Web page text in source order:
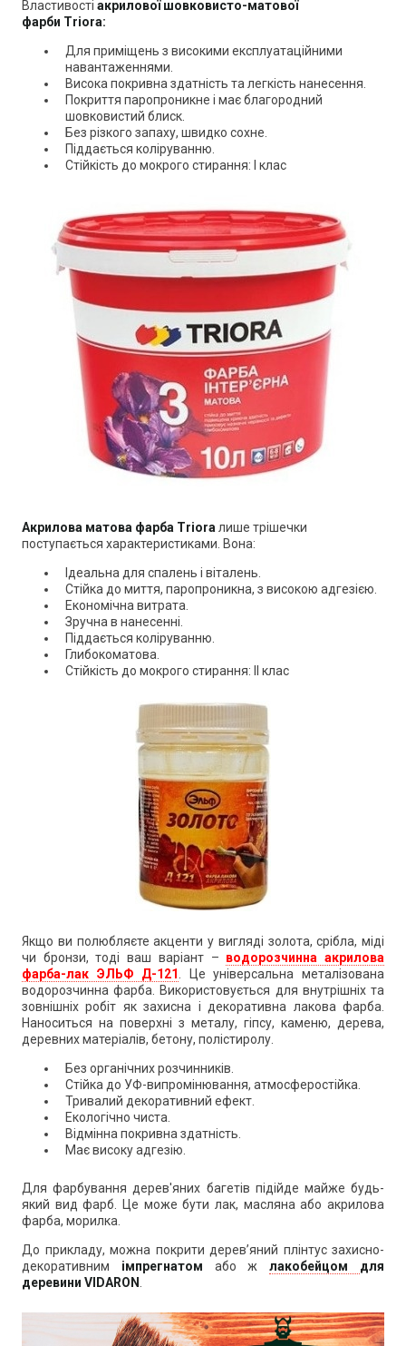
Властивості акрилової шовковисто-матової
фарби Triora:
Для приміщень з високими експлуатаційними
навантаженнями.
Висока покривна здатність та легкість нанесення.
Покриття паропроникне і має благородний
шовковистий блиск.
Без різкого запаху, швидко сохне.
Піддається коліруванню.
Стійкість до мокрого стирання: I клас
Акрилова матова фарба Trioraлише трішечки
поступається характеристиками. Вона:
Ідеальна для спалень і віталень.
Стійка до миття, паропроникна, з високою адгезією.
Економічна витрата.
Зручна в нанесенні.
Піддається коліруванню.
Глибокоматова.
Стійкість до мокрого стирання: II клас
Якщо ви полюбляєте акценти у вигляді золота, срібла, міді
чи бронзи, тоді ваш варіант – водорозчинна акрилова
фарба-лак ЭЛЬФ Д-121. Це універсальна металізована
водорозчинна фарба. Використовується для внутрішніх та
зовнішніх робіт як захисна і декоративна лакова фарба.
Наноситься на поверхні з металу, гіпсу, каменю, дерева,
деревних матеріалів, бетону, полістиролу.
Без органічних розчинників.
Стійка до УФ-випромінювання, атмосферостійка.
Тривалий декоративний ефект.
Екологічно чиста.
Відмінна покривна здатність.
Має високу адгезію.
Для фарбування дерев'яних багетів підійде майже будь-
який вид фарб. Це може бути лак, масляна або акрилова
фарба, морилка.
До прикладу, можна покрити дерев’яний плінтус захисно-
декоративним імпрегнатом або жлакобейцом
для
деревини VIDARON .